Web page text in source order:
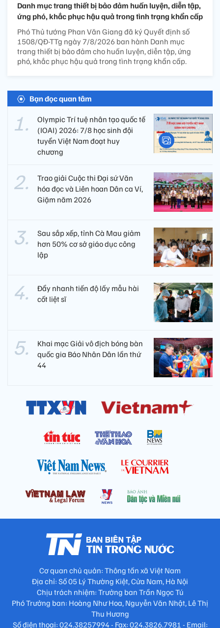
Danh mục trang thiết bị bảo đảm huấn luyện, diễn tập,
ứng phó, khắc phục hậu quả trong tình trạng khẩn cấp
Phó Thủ tướng Phan Văn Giang đã ký Quyết định số
1508/QĐ-TTg ngày 7/8/2026 ban hành Danh mục
trang thiết bị bảo đảm cho huấn luyện, diễn tập, ứng
phó, khắc phục hậu quả trong tình trạng khẩn cấp.
Bạn đọc quan tâm
Olympic Trí tuệ nhân tạo quốc tế
(IOAI) 2026: 7/8 học sinh đội
tuyển Việt Nam đoạt huy
chương
Trao giải Cuộc thi Đại sứ Văn
hóa đọc và Liên hoan Dân ca Ví,
Giặm năm 2026
Sau sắp xếp, tỉnh Cà Mau giảm
hơn 50% cơ sở giáo dục công
lập
Đẩy nhanh tiến độ lấy mẫu hài
cốt liệt sĩ
Khai mạc Giải vô địch bóng bàn
quốc gia Báo Nhân Dân lần thứ
44
Cơ quan chủ quản: Thông tấn xã Việt Nam
Địa chỉ: Số 05 Lý Thường Kiệt, Cửa Nam, Hà Nội
Chịu trách nhiệm: Trưởng ban Trần Ngọc Tú